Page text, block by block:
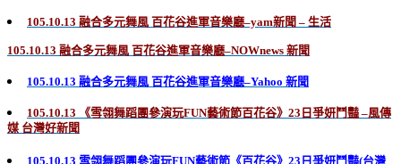
105.10.13 融合多元舞風 百花谷進軍音樂廳–yam新聞 – 生活
105.10.13 融合多元舞風 百花谷進軍音樂廳–NOWnews 新聞
105.10.13 融合多元舞風 百花谷進軍音樂廳–Yahoo 新聞
105.10.13 《雪翎舞蹈團參演玩FUN藝術節百花谷》23日爭妍鬥豔 –風傳
媒 台灣好新聞
105.10.13 雪翎舞蹈團參演玩FUN藝術節《百花谷》23日爭妍鬥豔(台灣